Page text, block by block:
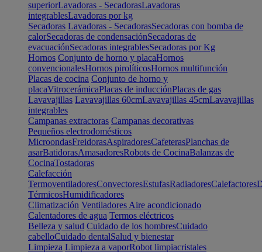
superiorLavadoras - SecadorasLavadoras
integrablesLavadoras por kg
Secadoras Lavadoras - SecadorasSecadoras con bomba de
calorSecadoras de condensaciónSecadoras de
evacuaciónSecadoras integrablesSecadoras por Kg
Hornos Conjunto de horno y placaHornos
convencionalesHornos pirolíticosHornos multifunción
Placas de cocina Conjunto de horno y
placaVitrocerámicaPlacas de inducciónPlacas de gas
Lavavajillas Lavavajillas 60cmLavavajillas 45cmLavavajillas
integrables
Campanas extractoras Campanas decorativas
Pequeños electrodomésticos
MicroondasFreidorasAspiradoresCafeterasPlanchas de
asarBatidorasAmasadoresRobots de CocinaBalanzas de
CocinaTostadoras
Calefacción
TermoventiladoresConvectoresEstufasRadiadoresCalefactores
TérmicosHumidificadores
Climatización Ventiladores Aire acondicionado
Calentadores de agua Termos eléctricos
Belleza y salud Cuidado de los hombresCuidado
cabelloCuidado dentalSalud y bienestar
Limpieza Limpieza a vaporRobot limpiacristales